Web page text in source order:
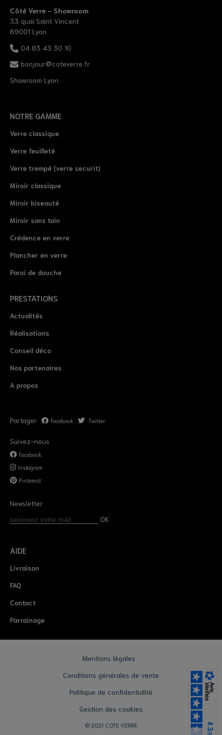
Côté Verre - Showroom
33 quai Saint Vincent
69001 Lyon
04 83 43 30 10
bonjour@coteverre.fr
Showroom Lyon
NOTRE GAMME
Verre classique
Verre feuilleté
Verre trempé (verre securit)
Miroir classique
Miroir biseauté
Miroir sans tain
Crédence en verre
Plancher en verre
Paroi de douche
PRESTATIONS
Actualités
Réalisations
Conseil déco
Nos partenaires
A propos
Partager Facebook Twitter
Suivez-nous
Facebook
Instagram
Pinterest
Newsletter
OK
AIDE
Livraison
FAQ
Contact
Parrainage
Mentions légales
Conditions générales de vente
Politique de confidentialité
Gestion des cookies
© 2021 COTE VERRE